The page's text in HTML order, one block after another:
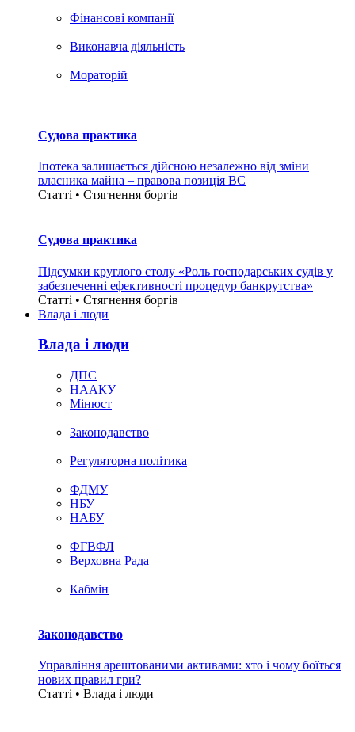
Фінансові компанії
Виконавча діяльність
Мораторій
Судова практика
Іпотека залишається дійсною незалежно від зміни
власника майна – правова позиція ВС
Статті • Стягнення боргiв
Судова практика
Підсумки круглого столу «Роль господарських судів у
забезпеченні ефективності процедур банкрутства»
Статті • Стягнення боргiв
Влада i люди
Влада i люди
ДПС
НААКУ
Мінюст
Законодавство
Регуляторна політика
ФДМУ
НБУ
НАБУ
ФГВФЛ
Верховна Рада
Кабмін
Законодавство
Управління арештованими активами: хто і чому боїться
нових правил гри?
Статті • Влада i люди